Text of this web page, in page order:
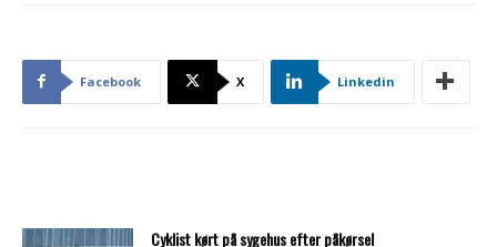
Facebook X Linkedin
Cyklist kørt på sygehus efter påkørsel